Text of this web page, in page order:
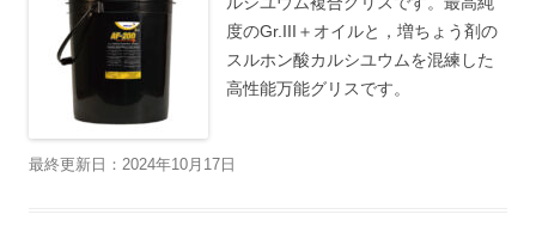
度のGr.III＋オイルと，増ちょう剤の
スルホン酸カルシユウムを混練した
高性能万能グリスです。
最終更新日：2024年10月17日